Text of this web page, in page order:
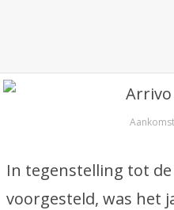
In tegenstelling tot de
voorgesteld, was het